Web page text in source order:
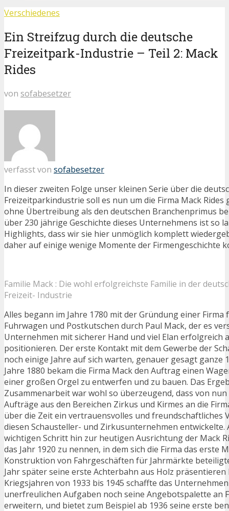
Verschiedenes
Ein Streifzug durch die deutsche
Freizeitpark-Industrie – Teil 2: Mack
Rides
von sofabesetzer
verfasst von sofabesetzer
In dieser zweiten Folge unser kleinen Serie über die
Freizeitparkindustrie soll es nun um die Firma Mack Rides
ohne Übertreibung als den deutschen Branchenprimus
über 230 jährige Geschichte dieses Unternehmens ist so
Highlights, dass wir sie hier unmöglich komplett
daher auf einige wenige Momente der Firmengeschichte
Familie Mack : Die wohl erfolgreichste Familie in der
Freizeit- Industrie
Alles begann im Jahre 1780 mit der Gründung einer Firma
Fuhrwagen und Postkutschen durch Paul Mack, der es
Unternehmen mit sicherer Hand und viel Elan erfolgreich
positionieren. Der erste Kontakt mit dem Gewerbe der
noch einige Jahre auf sich warten, genauer gesagt ganze
Jahre 1880 bekam die Firma Mack den Auftrag einen
einer großen Orgel zu entwerfen und zu bauen. Das
Zusammenarbeit war wohl so überzeugend, dass von
Aufträge aus den Bereichen Zirkus und Kirmes an die
über die Zeit ein vertrauensvolles und freundschaftliches
diesen Schausteller- und Zirkusunternehmen entwickelte.
wichtigen Schritt hin zur heutigen Ausrichtung der Mack
das Jahr 1920 zu nennen, in dem sich die Firma das erste
Konstruktion von Fahrgeschäften für Jahrmärkte
Jahr später seine erste Achterbahn aus Holz
Kriegsjahren von 1933 bis 1945 schaffte das
unerfreulichen Aufgaben noch seine Angebotspalette an
erweitern, und bietet zum Beispiel ab 1936 seine erste